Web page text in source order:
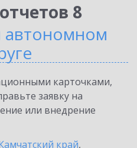
8
автономном
карточками,
заявку на
или внедрение
край,